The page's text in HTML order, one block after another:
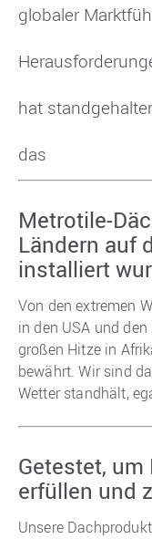
globaler
hat
das
Metrotile-
Ländern auf
installiert
Von den extremen
in den USA und
großen Hitze in
bewährt. Wir sind
Wetter standhält,
Getestet,
erfüllen und
Unsere